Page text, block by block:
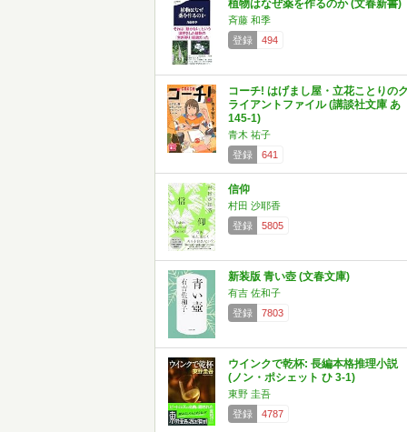
植物はなぜ薬を作るのか (文春新書)
斉藤 和季
登録
494
コーチ! はげまし屋・立花ことりの
ライアントファイル (講談社文庫 あ
145-1)
青木 祐子
登録
641
信仰
村田 沙耶香
登録
5805
新装版 青い壺 (文春文庫)
有吉 佐和子
登録
7803
ウインクで乾杯: 長編本格推理小説
(ノン・ポシェット ひ 3-1)
東野 圭吾
登録
4787